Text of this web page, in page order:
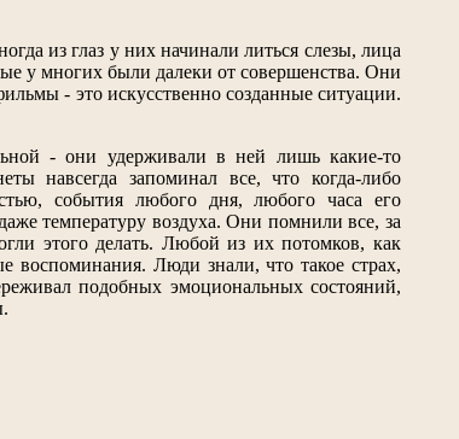
из глаз у них начинали литься слезы, лица
у многих были далеки от совершенства. Они
- это искусственно созданные ситуации.
- они удерживали в ней лишь какие-то
навсегда запоминал все, что когда-либо
события любого дня, любого часа его
температуру воздуха. Они помнили все, за
этого делать. Любой из их потомков, как
воспоминания. Люди знали, что такое страх,
подобных эмоциональных состояний,